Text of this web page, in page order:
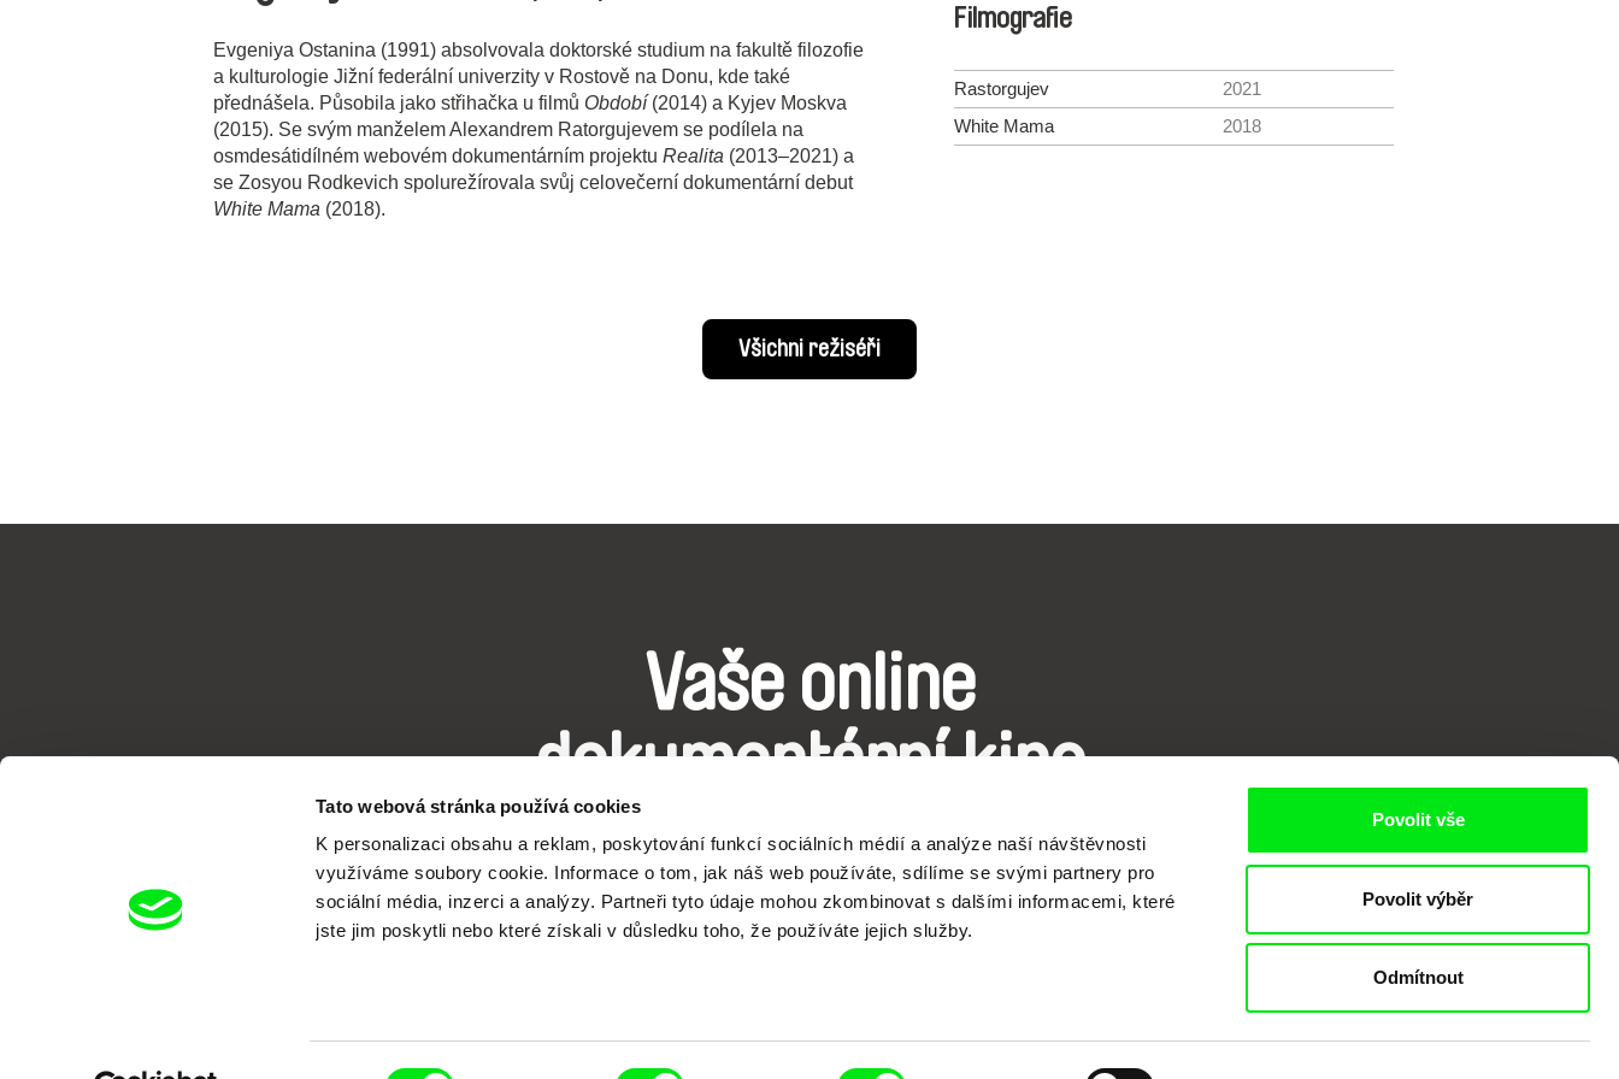
Tato webová stránka používá cookies
K personalizaci obsahu a reklam, poskytování funkcí sociálních médií a analýze naší návštěvnosti
využíváme soubory cookie. Informace o tom, jak náš web používáte, sdílíme se svými partnery pro
sociální média, inzerci a analýzy. Partneři tyto údaje mohou zkombinovat s dalšími informacemi, které
jste jim poskytli nebo které získali v důsledku toho, že používáte jejich služby.
Povolit vše
Povolit výběr
Odmítnout
Evgeniya Ostanina (1991) absolvovala doktorské studium na fakultě filozofie
a kulturologie Jižní federální univerzity v Rostově na Donu, kde také
přednášela. Působila jako střihačka u filmů Období(2014) a Kyjev Moskva
(2015). Se svým manželem Alexandrem Ratorgujevem se podílela na
osmdesátidílném webovém dokumentárním projektu Realita (2013–2021) a
se Zosyou Rodkevich spolurežírovala svůj celovečerní dokumentární debut
White Mama (2018).
Filmografie
Rastorgujev
2021
White Mama
2018
Všichni režiséři
Vaše online
dokumentární kino
Nové festivalové filmy
každý týden
Portál DAFilms.cz je výsledkem tvůrčí spolupráce 7 klíčových evropských festivalů dokumentárního filmu sdružených do Doc
Alliance. Naším cílem je posouvat hranice dokumentárního filmu, propagovat jeho rozmanitost a podporovat kvalitní autorské